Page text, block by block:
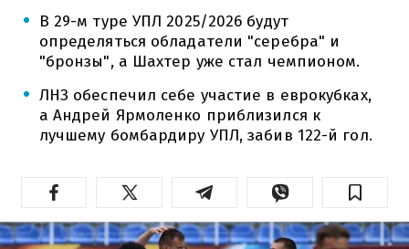
В 29-м туре УПЛ 2025/2026 будут
определяться обладатели "серебра" и
"бронзы", а Шахтер уже стал чемпионом.
ЛНЗ обеспечил себе участие в еврокубках,
а Андрей Ярмоленко приблизился к
лучшему бомбардиру УПЛ, забив 122-й гол.